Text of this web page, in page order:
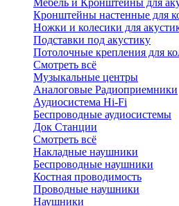
Мебель и Кронштейны для
Кронштейны настенные для
Ножки и колесики для
Подставки под акустику
Потолочные крепления для
Смотреть всё
Музыкальные центры
Аналоговые Радиоприемники
Аудиосистема Hi-Fi
Беспроводные аудиосистемы
Док Станции
Смотреть всё
Накладные наушники
Беспроводные наушники
Костная проводимость
Проводные наушники
Наушники